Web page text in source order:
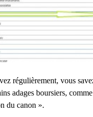
régulièrement, vous
adages boursiers,
du canon ».